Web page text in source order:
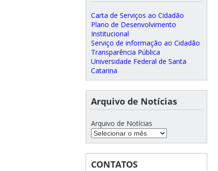
Carta de Serviços ao Cidadão
Plano de Desenvolvimento
Institucional
Serviço de informação ao Cidadão
Transparência Pública
Universidade Federal de Santa
Catarina
Arquivo de Notícias
Arquivo de Notícias
CONTATOS